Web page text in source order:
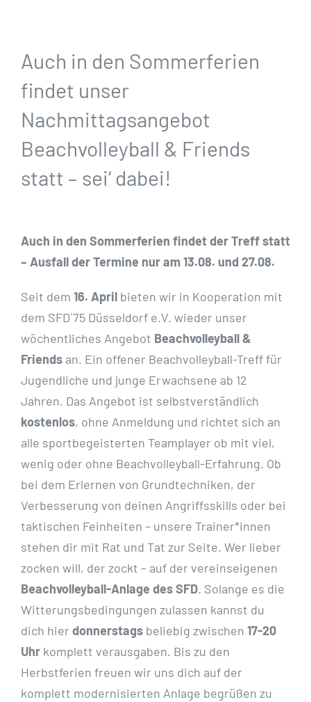
Auch in den Sommerferien
findet unser
Nachmittagsangebot
Beachvolleyball & Friends
statt – sei‘ dabei!
Auch in den Sommerferien findet der Treff statt
– Ausfall der Termine nur am 13.08. und 27.08.
Seit dem 16. April bieten wir in Kooperation mit
dem SFD´75 Düsseldorf e.V. wieder unser
wöchentliches Angebot Beachvolleyball &
Friends an. Ein offener Beachvolleyball-Treff für
Jugendliche und junge Erwachsene ab 12
Jahren. Das Angebot ist selbstverständlich
kostenlos, ohne Anmeldung und richtet sich an
alle sportbegeisterten Teamplayer ob mit viel,
wenig oder ohne Beachvolleyball-Erfahrung. Ob
bei dem Erlernen von Grundtechniken, der
Verbesserung von deinen Angriffsskills oder bei
taktischen Feinheiten – unsere Trainer*innen
stehen dir mit Rat und Tat zur Seite. Wer lieber
zocken will, der zockt – auf der vereinseigenen
Beachvolleyball-Anlage des SFD. Solange es die
Witterungsbedingungen zulassen kannst du
dich hier donnerstags beliebig zwischen 17-20
Uhr komplett verausgaben. Bis zu den
Herbstferien freuen wir uns dich auf der
komplett modernisierten Anlage begrüßen zu